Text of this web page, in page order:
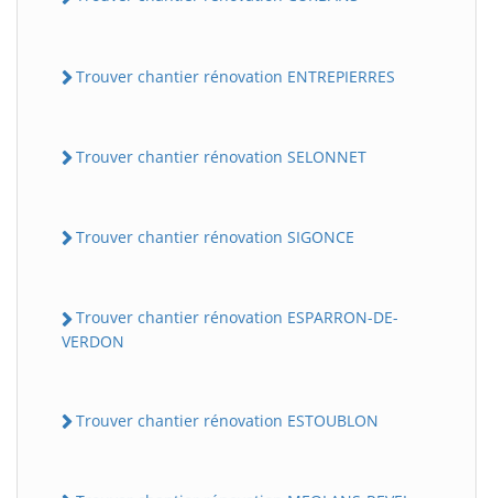
Trouver chantier rénovation ENTREPIERRES
Trouver chantier rénovation SELONNET
Trouver chantier rénovation SIGONCE
Trouver chantier rénovation ESPARRON-DE-
VERDON
Trouver chantier rénovation ESTOUBLON